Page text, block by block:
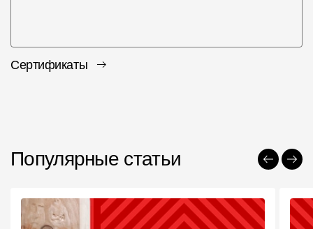
Сертификаты
Популярные статьи